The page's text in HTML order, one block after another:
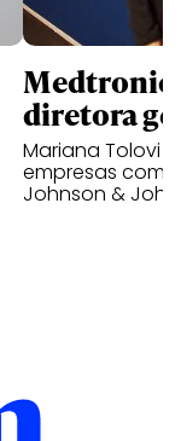
Medtronic
diretora
Mariana Tolovi
empresas
Johnson &